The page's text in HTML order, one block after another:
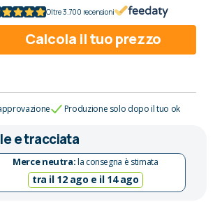
Oltre 3.700 recensioni
Calcola il tuo prezzo
Produzione solo dopo il tuo ok
e tracciata
Merce neutra:la consegna è stimata
tra il 12 ago e il 14 ago